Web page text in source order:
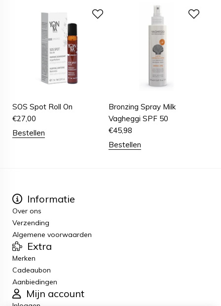
SOS Spot Roll On
€27,00
Bestellen
Bronzing Spray Milk
Vagheggi SPF 50
€45,98
Bestellen
Informatie
Over ons
Verzending
Algemene voorwaarden
Extra
Merken
Cadeaubon
Aanbiedingen
Mijn account